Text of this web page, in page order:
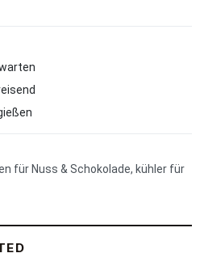
für Nuss & Schokolade, kühler für